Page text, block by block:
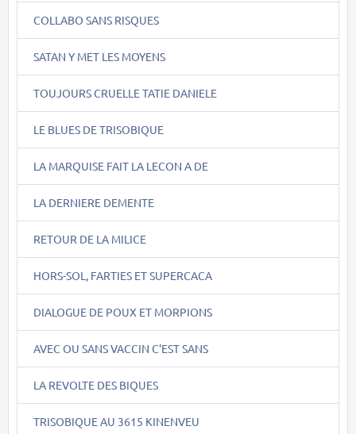
COLLABO SANS RISQUES
SATAN Y MET LES MOYENS
TOUJOURS CRUELLE TATIE DANIELE
LE BLUES DE TRISOBIQUE
LA MARQUISE FAIT LA LECON A DE
LA DERNIERE DEMENTE
RETOUR DE LA MILICE
HORS-SOL, FARTIES ET SUPERCACA
DIALOGUE DE POUX ET MORPIONS
AVEC OU SANS VACCIN C'EST SANS
LA REVOLTE DES BIQUES
TRISOBIQUE AU 3615 KINENVEU